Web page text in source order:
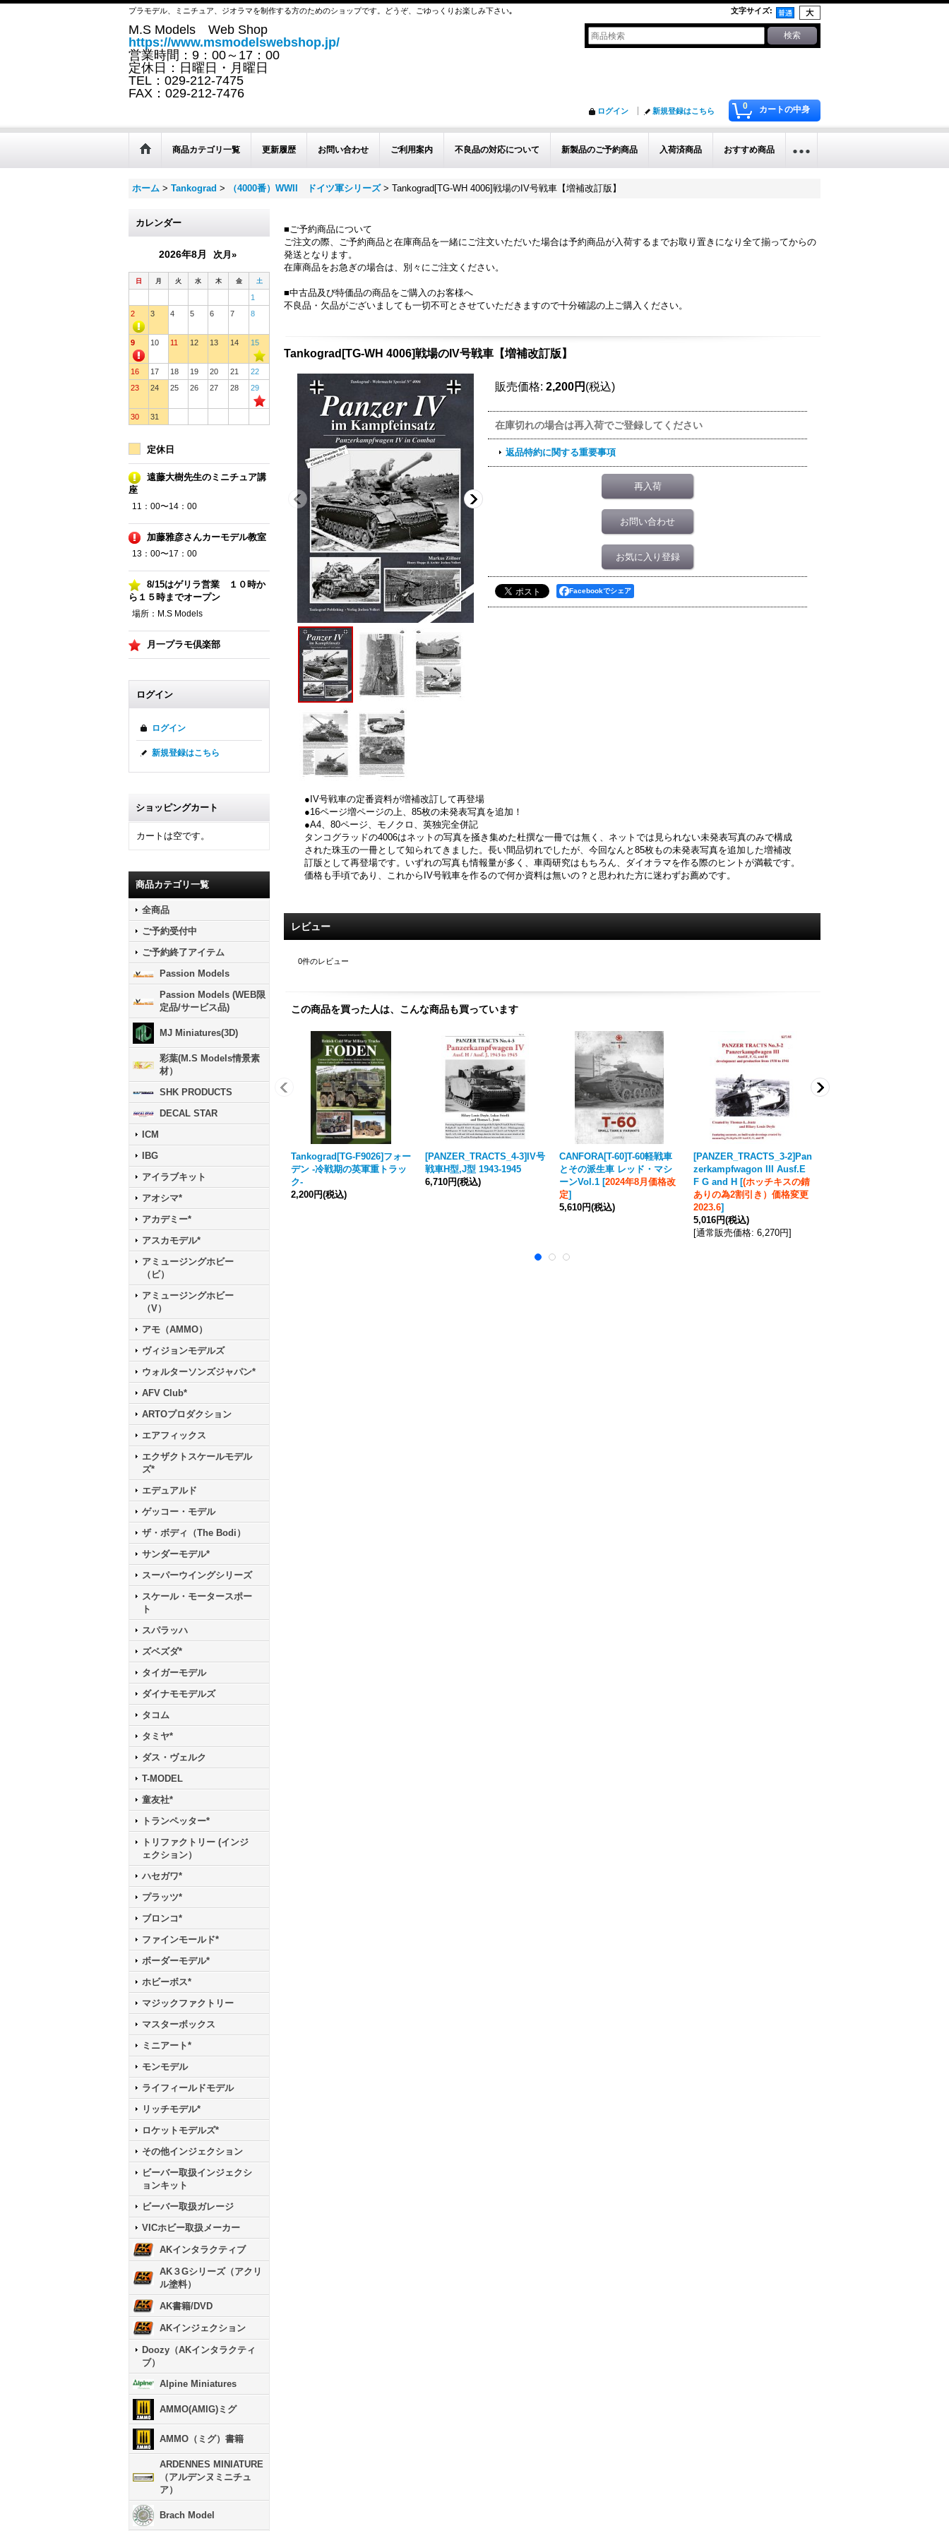
プラモデル、ミニチュア、ジオラマを制作する方のためのショップです。どうぞ、ごゆっくりお楽しみ下さい｡ 文字サイズ:
M.S Models Web Shop
https://www.msmodelswebshop.jp/
営業時間：9：00～17：00
定休日：日曜日・月曜日
TEL：029-212-7475
FAX：029-212-7476
0 カートの中身
ログイン 新規登録はこちら
商品カテゴリ一覧 更新履歴 お問い合わせ ご利用案内 不良品の対応について 新製品のご予約商品 入荷済商品 おすすめ商品
ホーム > Tankograd > （4000番）WWII ドイツ軍シリーズ > Tankograd[TG-WH 4006]戦場のIV号戦車【増補改訂版】
カレンダー
2026年8月 次月»
日 月 火 水 木 金 土
1
2
3 4 5 6 7 8
9 10 11 12 13 14 15
16 17 18 19 20 21
22
23
24 25 26 27 28 29
30 31
定休日
遠藤大樹先生のミニチュア講
座
11：00〜14：00
加藤雅彦さんカーモデル教室
13：00〜17：00
8/15はゲリラ営業 １０時か
ら１５時までオープン
場所：M.S Models
月一プラモ倶楽部
ログイン
ログイン
新規登録はこちら
ショッピングカート
カートは空です。
商品カテゴリ一覧
全商品
ご予約受付中
ご予約終了アイテム
Passion Models
Passion Models (WEB限
定品/サービス品)
MJ Miniatures(3D)
彩葉(M.S Models情景素
材）
SHK PRODUCTS
DECAL STAR
ICM
IBG
アイラブキット
アオシマ*
アカデミー*
アスカモデル*
アミュージングホビー
（ビ）
アミュージングホビー
（V）
アモ（AMMO）
ヴィジョンモデルズ
ウォルターソンズジャパン*
AFV Club*
ARTOプロダクション
エアフィックス
エクザクトスケールモデル
ズ*
エデュアルド
ゲッコー・モデル
ザ・ボディ（The Bodi）
サンダーモデル*
スーパーウイングシリーズ
スケール・モータースポー
ト
スパラッハ
ズベズダ*
タイガーモデル
ダイナモモデルズ
タコム
タミヤ*
ダス・ヴェルク
T-MODEL
童友社*
トランペッター*
トリファクトリー (インジ
ェクション）
ハセガワ*
プラッツ*
ブロンコ*
ファインモールド*
ボーダーモデル*
ホビーボス*
マジックファクトリー
マスターボックス
ミニアート*
モンモデル
ライフィールドモデル
リッチモデル*
ロケットモデルズ*
その他インジェクション
ビーバー取扱インジェクシ
ョンキット
ビーバー取扱ガレージ
VICホビー取扱メーカー
AKインタラクティブ
AK３Gシリーズ（アクリ
ル塗料）
AK書籍/DVD
AKインジェクション
Doozy（AKインタラクティ
ブ）
Alpine Miniatures
AMMO(AMIG)ミグ
AMMO（ミグ）書籍
ARDENNES MINIATURE
（アルデンヌミニチュ
ア）
Brach Model
■ご予約商品について
ご注文の際、ご予約商品と在庫商品を一緒にご注文いただいた場合は予約商品が入荷するまでお取り置きになり全て揃ってからの
発送となります。
在庫商品をお急ぎの場合は、別々にご注文ください。
■中古品及び特価品の商品をご購入のお客様へ
不良品・欠品がございましても一切不可とさせていただきますので十分確認の上ご購入ください。
Tankograd[TG-WH 4006]戦場のIV号戦車【増補改訂版】
販売価格: 2,200円 (税込)
在庫切れの場合は再入荷でご登録してください
返品特約に関する重要事項
再入荷
お問い合わせ
お気に入り登録
Facebookでシェア
●IV号戦車の定番資料が増補改訂して再登場
●16ページ増ページの上、85枚の未発表写真を追加！
●A4、80ページ、モノクロ、英独完全併記
タンコグラッドの4006はネットの写真を掻き集めた杜撰な一冊では無く、ネットでは見られない未発表写真のみで構成
された珠玉の一冊として知られてきました。長い間品切れでしたが、今回なんと85枚もの未発表写真を追加した増補改
訂版として再登場です。いずれの写真も情報量が多く、車両研究はもちろん、ダイオラマを作る際のヒントが満載です。
価格も手頃であり、これからIV号戦車を作るので何か資料は無いの？と思われた方に迷わずお薦めです。
レビュー
0件のレビュー
この商品を買った人は、こんな商品も買っています
Tankograd[TG-F9026]フォー
デン -冷戦期の英軍重トラッ
ク-
2,200円(税込)
[PANZER_TRACTS_4-3]IV号
戦車H型,J型 1943-1945
6,710円(税込)
CANFORA[T-60]T-60軽戦車
とその派生車 レッド・マシ
ーンVol.1 [2024年8月価格改
定]
5,610円(税込)
[PANZER_TRACTS_3-2]Pan
zerkampfwagon III Ausf.E
F G and H [(ホッチキスの錆
ありの為2割引き）価格変更
2023.6]
5,016円(税込)
[通常販売価格: 6,270円]